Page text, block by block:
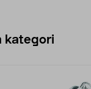
kategori